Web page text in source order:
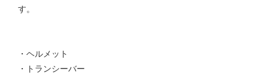
す。
・ヘルメット
・トランシーバー